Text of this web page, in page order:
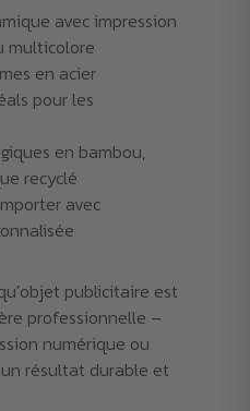
avec impression
multicolore
en acier
pour les
en bambou,
recyclé
avec
publicitaire est
professionnelle –
numérique ou
résultat durable et